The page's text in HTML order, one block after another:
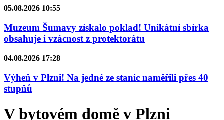
05.08.2026 10:55
Muzeum Šumavy získalo poklad! Unikátní sbírka
obsahuje i vzácnost z protektorátu
04.08.2026 17:28
Výheň v Plzni! Na jedné ze stanic naměřili přes 40
stupňů
V bytovém domě v Plzni